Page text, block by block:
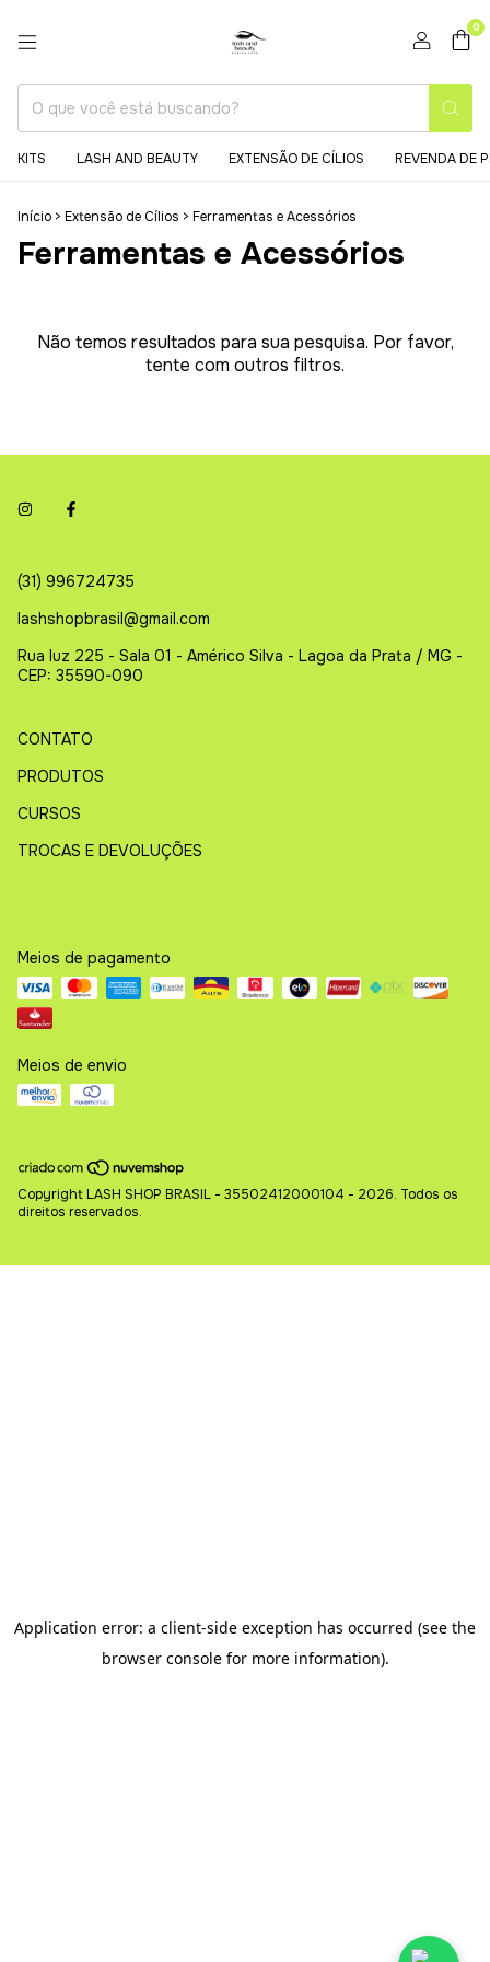
0
KITS LASH AND BEAUTY EXTENSÃO DE CÍLIOS REVENDA DE
Início > Extensão de Cílios > Ferramentas e Acessórios
Ferramentas e Acessórios
Não temos resultados para sua pesquisa. Por favor,
tente com outros filtros.
(31) 996724735
lashshopbrasil@gmail.com
Rua luz 225 - Sala 01 - Américo Silva - Lagoa da Prata / MG -
CEP: 35590-090
CONTATO
PRODUTOS
CURSOS
TROCAS E DEVOLUÇÕES
Meios de pagamento
Meios de envio
Copyright LASH SHOP BRASIL - 35502412000104 - 2026. Todos os
direitos reservados.